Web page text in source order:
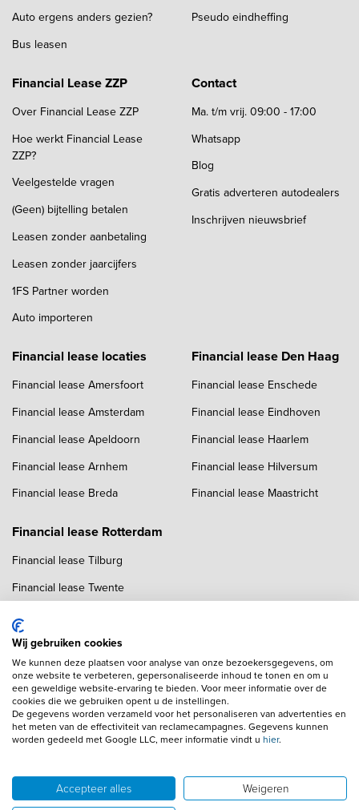
Auto ergens anders gezien?
Bus leasen
Pseudo eindheffing
Financial Lease ZZP
Over Financial Lease ZZP
Hoe werkt Financial Lease
ZZP?
Veelgestelde vragen
(Geen) bijtelling betalen
Leasen zonder aanbetaling
Leasen zonder jaarcijfers
1FS Partner worden
Auto importeren
Contact
Ma. t/m vrij. 09:00 - 17:00
Whatsapp
Blog
Gratis adverteren autodealers
Inschrijven nieuwsbrief
Financial lease locaties
Financial lease Amersfoort
Financial lease Amsterdam
Financial lease Apeldoorn
Financial lease Arnhem
Financial lease Breda
Financial lease Den Haag
Financial lease Enschede
Financial lease Eindhoven
Financial lease Haarlem
Financial lease Hilversum
Financial lease Maastricht
Financial lease Rotterdam
Financial lease Tilburg
Financial lease Twente
Financial lease Utrecht
Financial lease Zwolle
Copyright navigation
Adverteren
Autobedrijven
Wij gebruiken AI voor afbeeldingen en teksten
Disclaimer
Wij gebruiken cookies
We kunnen deze plaatsen voor analyse van onze bezoekersgegevens, om
onze website te verbeteren, gepersonaliseerde inhoud te tonen en om u
een geweldige website-ervaring te bieden. Voor meer informatie over de
cookies die we gebruiken opent u de instellingen.
De gegevens worden verzameld voor het personaliseren van advertenties en
het meten van de effectiviteit van reclamecampagnes. Gegevens kunnen
worden gedeeld met Google LLC, meer informatie vindt u hier.
Accepteer alles Weigeren